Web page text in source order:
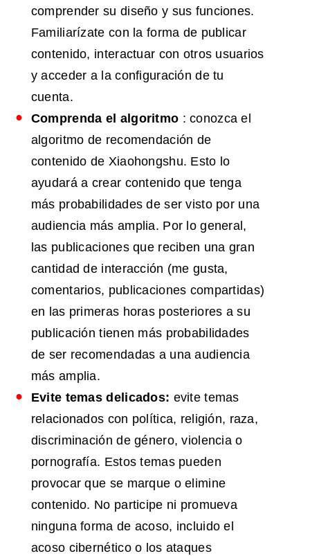
comprender su diseño y sus funciones.
Familiarízate con la forma de publicar
contenido, interactuar con otros usuarios
y acceder a la configuración de tu
cuenta.
Comprenda el algoritmo : conozca el
algoritmo de recomendación de
contenido de Xiaohongshu. Esto lo
ayudará a crear contenido que tenga
más probabilidades de ser visto por una
audiencia más amplia. Por lo general,
las publicaciones que reciben una gran
cantidad de interacción (me gusta,
comentarios, publicaciones compartidas)
en las primeras horas posteriores a su
publicación tienen más probabilidades
de ser recomendadas a una audiencia
más amplia.
Evite temas delicados: evite temas
relacionados con política, religión, raza,
discriminación de género, violencia o
pornografía. Estos temas pueden
provocar que se marque o elimine
contenido. No participe ni promueva
ninguna forma de acoso, incluido el
acoso cibernético o los ataques